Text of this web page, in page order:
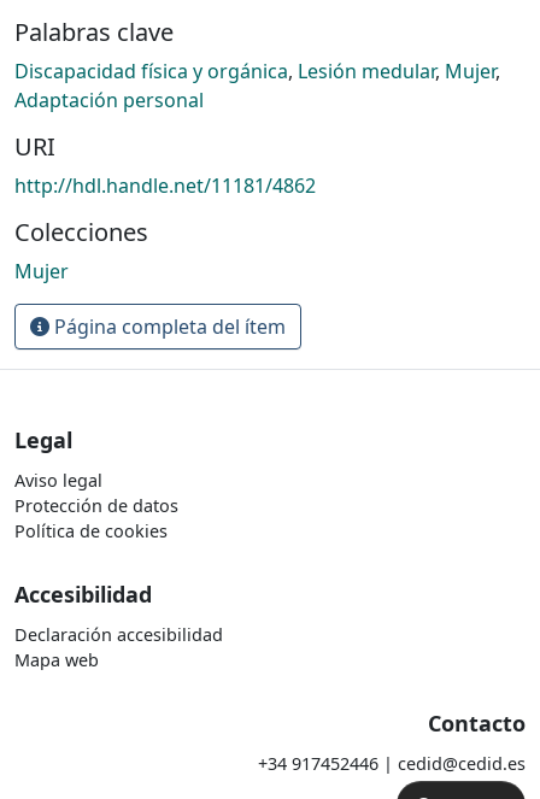
Palabras clave
Discapacidad física y orgánica, Lesión medular, Mujer,
Adaptación personal
URI
http://hdl.handle.net/11181/4862
Colecciones
Mujer
Página completa del ítem
Legal
Aviso legal
Protección de datos
Política de cookies
Accesibilidad
Declaración accesibilidad
Mapa web
Contacto
+34 917452446 | cedid@cedid.es